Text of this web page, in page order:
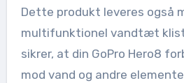
Dette produkt leveres også
multifunktionel vandtæt
sikrer, at din GoPro Hero8
mod vand og andre